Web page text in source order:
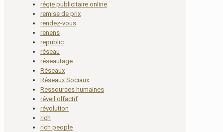
régie publicitaire online
remise de prix
rendez-vous
renens
republic
réseau
réseautage
Réseaux
Réseaux Sociaux
Ressources humaines
réveil olfactif
révolution
rich
rich people